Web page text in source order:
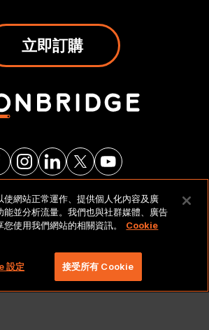
立即訂購
法律聲明與政策
Lionbridge Technologies, LLC. 著作
權所有，並保留一切權利。
網站正常運作、提供個人化內容及廣
能並分析流量。我們也與社群媒體、廣告
使用我們網站的相關資訊。
Cookie
設定 接受所有 Cookie